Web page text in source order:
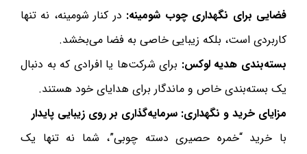
فضایی برای نگهداری چوب شومینه: در کنار شومینه، نه تنها
کاربردی است، بلکه زیبایی خاصی به فضا می‌بخشد.
بسته‌بندی هدیه لوکس: برای شرکت‌ها یا افرادی که به دنبال
یک بسته‌بندی خاص و ماندگار برای هدایای خود هستند.
مزایای خرید و نگهداری: سرمایه‌گذاری بر روی زیبایی پایدار
با خرید “خمره حصیری دسته چوبی”، شما نه تنها یک